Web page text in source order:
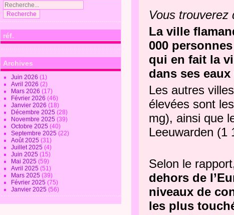
réf.
Archives
Juin 2026(1)
Avril 2026(2)
Mars 2026(17)
Février 2026(46)
Janvier 2026(18)
Décembre 2025(28)
Novembre 2025(39)
Octobre 2025(40)
Septembre 2025(22)
Août 2025(31)
Juillet 2025(4)
Juin 2025(15)
Mai 2025(59)
Avril 2025(51)
Mars 2025(39)
Février 2025(75)
Janvier 2025(56)
Vous trouverez
La ville
000
qui en fait la
dans ses
Les autres
élevées sont
mg), ainsi que
Leeuwarden (1
Selon le
dehors de
niveaux de
les plus